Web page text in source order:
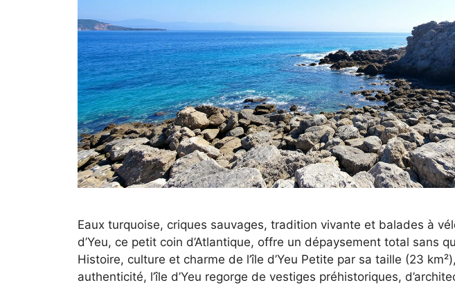
Eaux turquoise, criques sauvages, tradition vivante et balades à
d’Yeu, ce petit coin d’Atlantique, offre un dépaysement total sans
Histoire, culture et charme de l’île d’Yeu Petite par sa taille (23
authenticité, l’île d’Yeu regorge de vestiges préhistoriques,